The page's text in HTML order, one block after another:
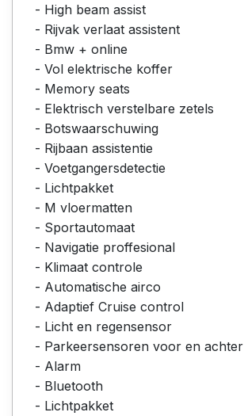
- High beam assist
- Rijvak verlaat assistent
- Bmw + online
- Vol elektrische koffer
- Memory seats
- Elektrisch verstelbare zetels
- Botswaarschuwing
- Rijbaan assistentie
- Voetgangersdetectie
- Lichtpakket
- M vloermatten
- Sportautomaat
- Navigatie proffesional
- Klimaat controle
- Automatische airco
- Adaptief Cruise control
- Licht en regensensor
- Parkeersensoren voor en achter
- Alarm
- Bluetooth
- Lichtpakket